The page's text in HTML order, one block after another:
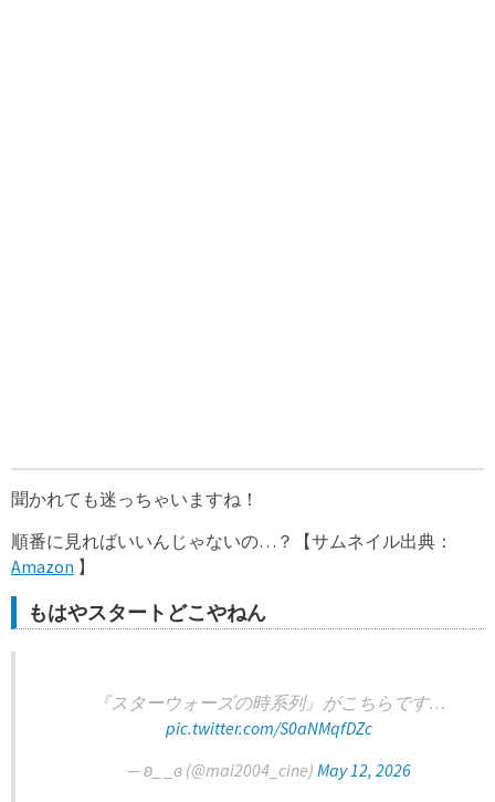
聞かれても迷っちゃいますね！
順番に見ればいいんじゃないの…？【サムネイル出典：
Amazon 】
もはやスタートどこやねん
『スターウォーズの時系列』がこちらです…
pic.twitter.com/S0aNMqfDZc
— ʚ_ _ɞ (@mai2004_cine) May 12, 2026